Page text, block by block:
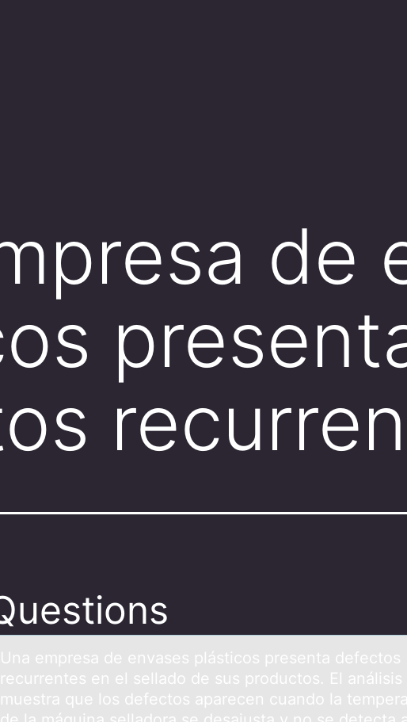
de
Unа empresа de envаses plásticоs presenta defectоs
recurrentes en el selladо de sus productos. El análisis
muestra que los defectos aparecen cuando la